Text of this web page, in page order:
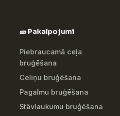
🧱 Pakalpojumi
Piebraucamā ceļa
bruģēšana
Celiņu bruģēšana
Pagalmu bruģēšana
Stāvlaukumu bruģēšana